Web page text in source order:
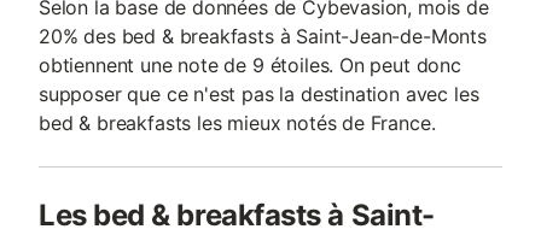
Selon la base de données de Cybevasion, mois de
20% des bed & breakfasts à Saint-Jean-de-Monts
obtiennent une note de 9 étoiles. On peut donc
supposer que ce n'est pas la destination avec les
bed & breakfasts les mieux notés de France.
Les bed & breakfasts à Saint-